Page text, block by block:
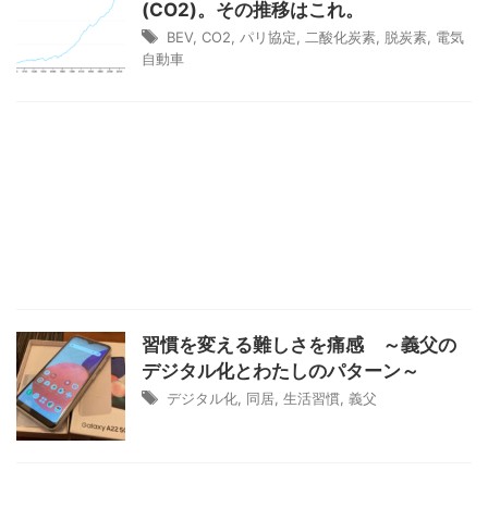
(CO2)。その推移はこれ。
BEV, CO2 パリ協定 二酸化炭素 脱炭素 電気
自動車
習慣を変える難しさを痛感 ～義父の
デジタル化とわたしのパターン～
デジタル化 同居 生活習慣 義父